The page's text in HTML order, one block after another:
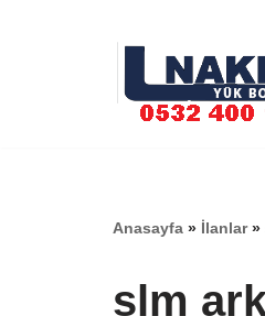
Anasayfa » İlanlar»
slm